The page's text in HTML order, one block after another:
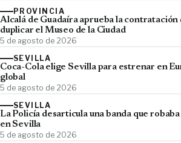
PROVINCIA
Alcalá de Guadaíra aprueba la contratación
duplicar el Museo de la Ciudad
5 de agosto de 2026
SEVILLA
Coca-Cola elige Sevilla para estrenar en
global
5 de agosto de 2026
SEVILLA
La Policía desarticula una banda que
en Sevilla
5 de agosto de 2026